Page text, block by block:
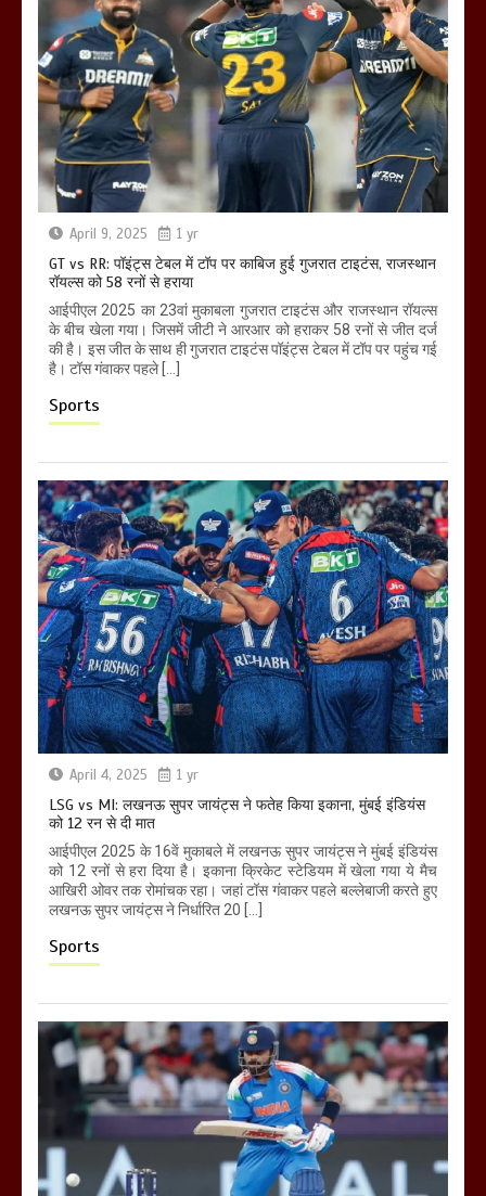
April 9, 2025 1 yr
GT vs RR: पॉइंट्स टेबल में टॉप पर काबिज हुई गुजरात टाइटंस, राजस्थान
रॉयल्स को 58 रनों से हराया
आईपीएल 2025 का 23वां मुकाबला गुजरात टाइटंस और राजस्थान रॉयल्स
के बीच खेला गया। जिसमें जीटी ने आरआर को हराकर 58 रनों से जीत दर्ज
की है। इस जीत के साथ ही गुजरात टाइटंस पॉइंट्स टेबल में टॉप पर पहुंच गई
है। टॉस गंवाकर पहले […]
Sports
April 4, 2025 1 yr
LSG vs MI: लखनऊ सुपर जायंट्स ने फतेह किया इकाना, मुंबई इंडियंस
को 12 रन से दी मात
आईपीएल 2025 के 16वें मुकाबले में लखनऊ सुपर जायंट्स ने मुंबई इंडियंस
को 12 रनों से हरा दिया है। इकाना क्रिकेट स्टेडियम में खेला गया ये मैच
आखिरी ओवर तक रोमांचक रहा। जहां टॉस गंवाकर पहले बल्लेबाजी करते हुए
लखनऊ सुपर जायंट्स ने निर्धारित 20 […]
Sports